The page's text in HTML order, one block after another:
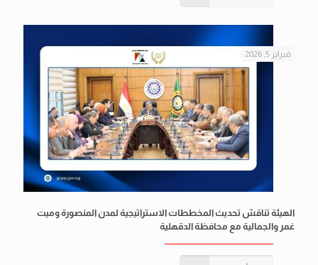
فبراير 5, 2026
الهيئة تناقش تحديث المخططات الاستراتيجية لمدن المنصورة وميت
غمر والجمالية مع محافظة الدقهلية